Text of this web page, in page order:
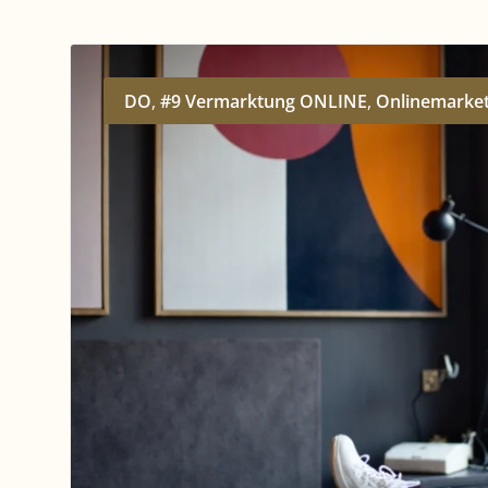
DO,#9 Vermarktung ONLINE,